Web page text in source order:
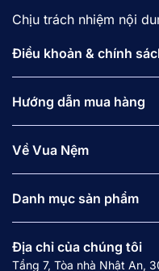
Chịu trách nhiệm nội
Điều khoản & chính
Hướng dẫn mua hàng
Về Vua Nệm
Danh mục sản phẩm
Địa chỉ của chúng tôi
Tầng 7, Tòa nhà Nhật An,